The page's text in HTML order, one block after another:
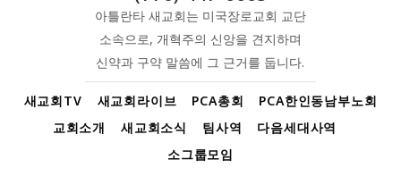
아틀란타 새교회는 미국장로교회 교단
소속으로, 개혁주의 신앙을 견지하며
신약과 구약 말씀에 그 근거를 둡니다.
새교회TV 새교회라이브 PCA총회
PCA한인동남부노회
교회소개
새교회소식 팀사역
다음세대사역
소그룹모임